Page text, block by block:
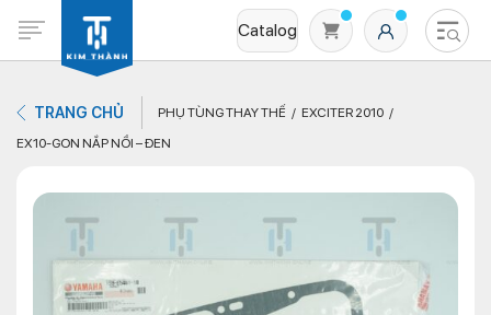
Catalog
Không có sản phẩm nào trong giỏ hàng
TRANG CHỦ PHỤ TÙNG THAY THẾ
EXCITER 2010
EX10-GON NẮP NỒI – ĐEN